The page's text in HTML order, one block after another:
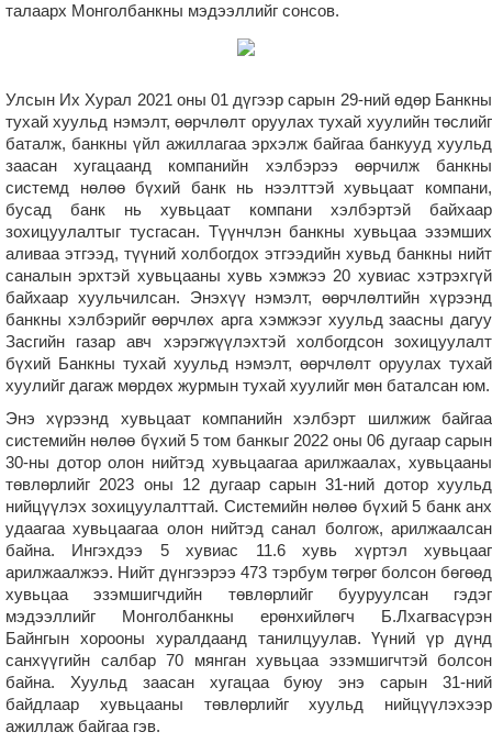
талаарх Монголбанкны мэдээллийг сонсов.
Улсын Их Хурал 2021 оны 01 дүгээр сарын 29-ний өдөр Банкны
тухай хуульд нэмэлт, өөрчлөлт оруулах тухай хуулийн төслийг
баталж, банкны үйл ажиллагаа эрхэлж байгаа банкууд хуульд
заасан хугацаанд компанийн хэлбэрээ өөрчилж банкны
системд нөлөө бүхий банк нь нээлттэй хувьцаат компани,
бусад банк нь хувьцаат компани хэлбэртэй байхаар
зохицуулалтыг тусгасан. Түүнчлэн банкны хувьцаа эзэмших
аливаа этгээд, түүний холбогдох этгээдийн хувьд банкны нийт
саналын эрхтэй хувьцааны хувь хэмжээ 20 хувиас хэтрэхгүй
байхаар хуульчилсан. Энэхүү нэмэлт, өөрчлөлтийн хүрээнд
банкны хэлбэрийг өөрчлөх арга хэмжээг хуульд заасны дагуу
Засгийн газар авч хэрэгжүүлэхтэй холбогдсон зохицуулалт
бүхий Банкны тухай хуульд нэмэлт, өөрчлөлт оруулах тухай
хуулийг дагаж мөрдөх журмын тухай хуулийг мөн баталсан юм.
Энэ хүрээнд хувьцаат компанийн хэлбэрт шилжиж байгаа
системийн нөлөө бүхий 5 том банкыг 2022 оны 06 дугаар сарын
30-ны дотор олон нийтэд хувьцаагаа арилжаалах, хувьцааны
төвлөрлийг 2023 оны 12 дугаар сарын 31-ний дотор хуульд
нийцүүлэх зохицуулалттай. Системийн нөлөө бүхий 5 банк анх
удаагаа хувьцаагаа олон нийтэд санал болгож, арилжаалсан
байна. Ингэхдээ 5 хувиас 11.6 хувь хүртэл хувьцааг
арилжаалжээ. Нийт дүнгээрээ 473 тэрбум төгрөг болсон бөгөөд
хувьцаа эзэмшигчдийн төвлөрлийг бууруулсан гэдэг
мэдээллийг Монголбанкны ерөнхийлөгч Б.Лхагвасүрэн
Байнгын хорооны хуралдаанд танилцуулав. Үүний үр дүнд
санхүүгийн салбар 70 мянган хувьцаа эзэмшигчтэй болсон
байна. Хуульд заасан хугацаа буюу энэ сарын 31-ний
байдлаар хувьцааны төвлөрлийг хуульд нийцүүлэхээр
ажиллаж байгаа гэв.